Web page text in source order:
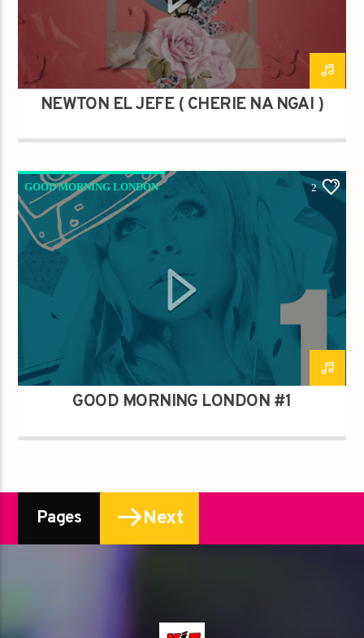
NEWTON EL JEFE ( CHÉRIE NA NGAI )
GOOD MORNING LONDON 2
GOOD MORNING LONDON #1
Pages Next